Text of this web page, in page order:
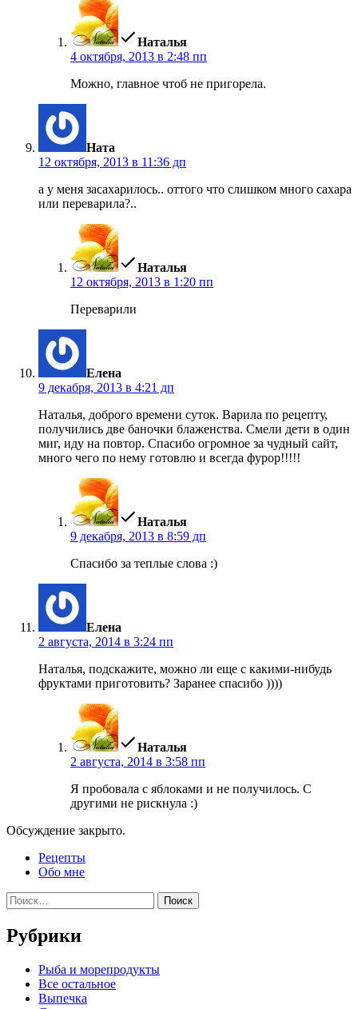
Наталья
4 октября, 2013 в 2:48 пп
Можно, главное чтоб не пригорела.
Ната
12 октября, 2013 в 11:36 дп
а у меня засахарилось.. оттого что слишком много сахара
или переварила?..
Наталья
12 октября, 2013 в 1:20 пп
Переварили
Елена
9 декабря, 2013 в 4:21 дп
Наталья, доброго времени суток. Варила по рецепту,
получились две баночки блаженства. Смели дети в один
миг, иду на повтор. Спасибо огромное за чудный сайт,
много чего по нему готовлю и всегда фурор!!!!!
Наталья
9 декабря, 2013 в 8:59 дп
Спасибо за теплые слова :)
Елена
2 августа, 2014 в 3:24 пп
Наталья, подскажите, можно ли еще с какими-нибудь
фруктами приготовить? Заранее спасибо ))))
Наталья
2 августа, 2014 в 3:58 пп
Я пробовала с яблоками и не получилось. С
другими не рискнула :)
Обсуждение закрыто.
Рецепты
Обо мне
Найти:
Рубрики
Pыба и морепродукты
Все остальное
Выпечка